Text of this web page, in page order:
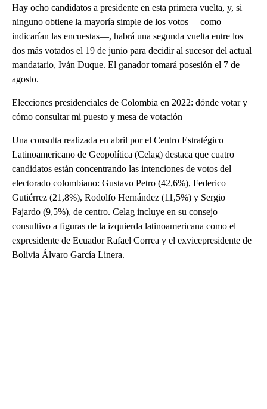
Hay ocho candidatos a presidente en esta primera vuelta, y, si
ninguno obtiene la mayoría simple de los votos —como
indicarían las encuestas—, habrá una segunda vuelta entre los
dos más votados el 19 de junio para decidir al sucesor del actual
mandatario, Iván Duque. El ganador tomará posesión el 7 de
agosto.
Elecciones presidenciales de Colombia en 2022: dónde votar y
cómo consultar mi puesto y mesa de votación
Una consulta realizada en abril por el Centro Estratégico
Latinoamericano de Geopolítica (Celag) destaca que cuatro
candidatos están concentrando las intenciones de votos del
electorado colombiano: Gustavo Petro (42,6%), Federico
Gutiérrez (21,8%), Rodolfo Hernández (11,5%) y Sergio
Fajardo (9,5%), de centro. Celag incluye en su consejo
consultivo a figuras de la izquierda latinoamericana como el
expresidente de Ecuador Rafael Correa y el exvicepresidente de
Bolivia Álvaro García Linera.